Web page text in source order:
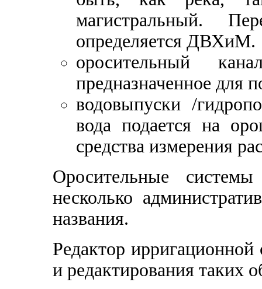
магистральный.
определяется ДВХиМ.
оросительный
предназначенное для
водовыпуски /
вода подается на
средства измерения
Оросительные
несколько
названия.
Редактор
и редактирования таких